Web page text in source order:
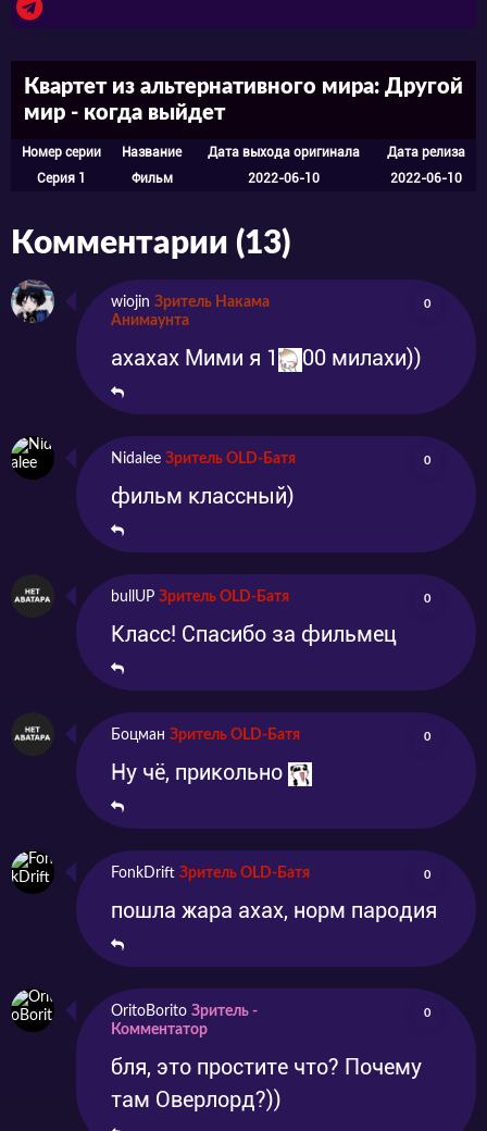
Квартет из альтернативного мира: Другой
мир - когда выйдет
Номер серии Название Дата выхода оригинала
Дата релиза
Серия 1
Фильм 2022-06-10 2022-06-10
Комментарии (13)
wiojin Зритель Накама
Анимаунта
0
ахахах Мими я 1 00 милахи))
Nidalee Зритель OLD-Батя 0
фильм классный)
bullUP Зритель OLD-Батя 0
Класс! Спасибо за фильмец
Боцман Зритель OLD-Батя 0
Ну чё, прикольно
FonkDrift Зритель OLD-Батя 0
пошла жара ахах, норм пародия
OritoBorito Зритель -
Комментатор
0
бля, это простите что? Почему
там Оверлорд?))